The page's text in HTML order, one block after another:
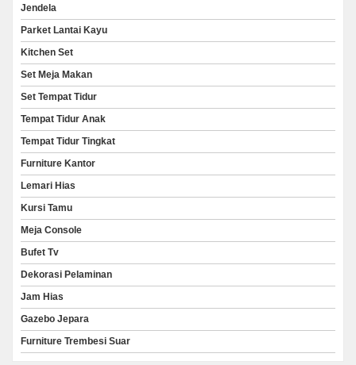
Jendela
Parket Lantai Kayu
Kitchen Set
Set Meja Makan
Set Tempat Tidur
Tempat Tidur Anak
Tempat Tidur Tingkat
Furniture Kantor
Lemari Hias
Kursi Tamu
Meja Console
Bufet Tv
Dekorasi Pelaminan
Jam Hias
Gazebo Jepara
Furniture Trembesi Suar